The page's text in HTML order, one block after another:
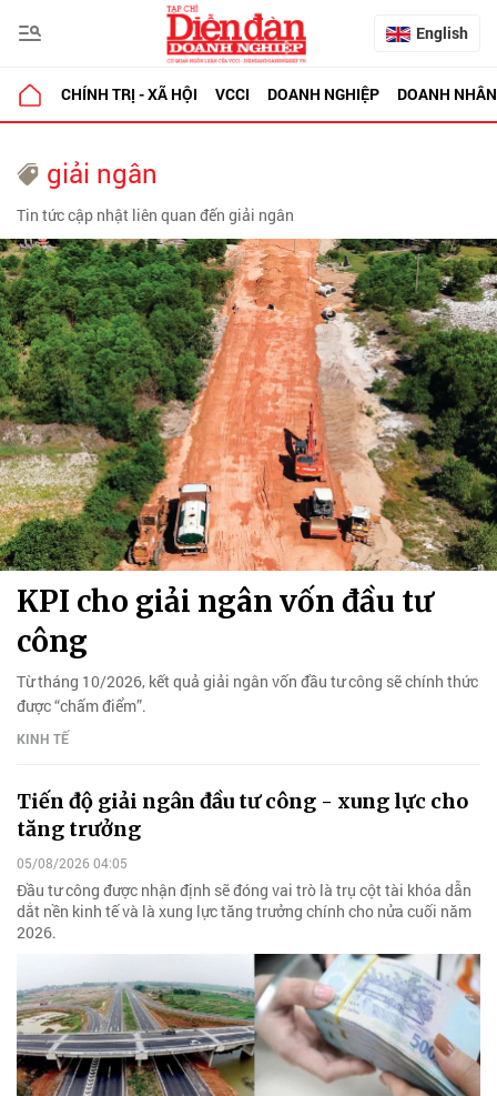
English
CHÍNH TRỊ - XÃ HỘI VCCI DOANH NGHIỆP DOANH NHÂN
giải ngân
Tin tức cập nhật liên quan đến giải ngân
KPI cho giải ngân vốn đầu tư
công
Từ tháng 10/2026, kết quả giải ngân vốn đầu tư công sẽ chính thức
được “chấm điểm”.
KINH TẾ
Tiến độ giải ngân đầu tư công - xung lực cho
tăng trưởng
05/08/2026 04:05
Đầu tư công được nhận định sẽ đóng vai trò là trụ cột tài khóa dẫn
dắt nền kinh tế và là xung lực tăng trưởng chính cho nửa cuối năm
2026.